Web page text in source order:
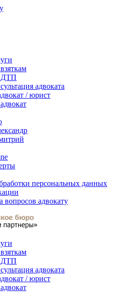
ДТП
адвоката
/ юрист
персональных данных
вопросов адвокату
ДТП
адвоката
/ юрист